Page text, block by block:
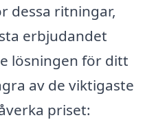
dessa ritningar,
erbjudandet
lösningen för ditt
av de viktigaste
priset: